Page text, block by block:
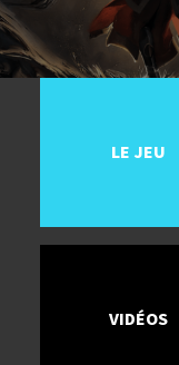
LE JEU
VIDÉOS